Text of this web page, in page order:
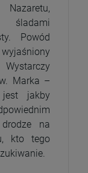
śladami
Powód
Marka –
jest jakby
na
kto tego